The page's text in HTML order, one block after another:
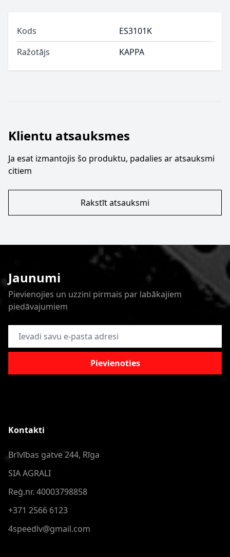
Kods
ES3101K
Ražotājs
KAPPA
Klientu atsauksmes
Ja esat izmantojis šo produktu, padalies ar atsauksmi
citiem
Rakstīt atsauksmi
Jaunumi
Pievienojies un uzzini pirmais par labākajiem
piedāvajumiem
E-pasta adrese
Pievienoties
Kontakti
Brīvības gatve 244, Rīga
SIA AGRALI
Reģ.nr. 40003798858
+371 2566 6123
4speedlv@gmail.com